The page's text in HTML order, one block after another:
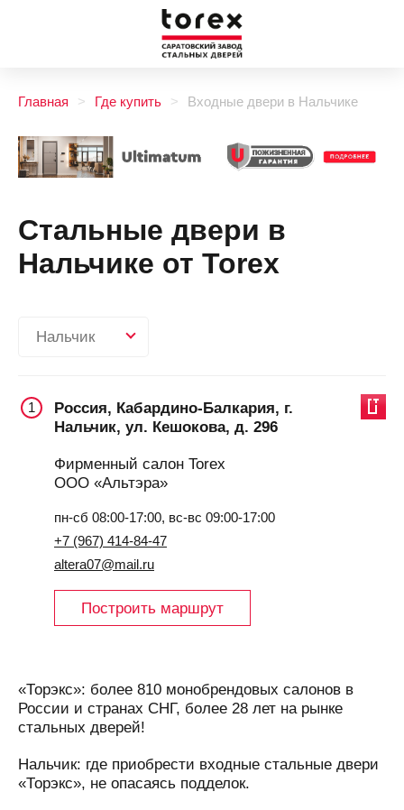
Главная Где купить Входные двери в Нальчике
Стальные двери в
Нальчике от Torex
Нальчик
1
Россия, Кабардино-Балкария, г.
Нальчик, ул. Кешокова, д. 296
Фирменный салон Torex
ООО «Альтэра»
пн-сб 08:00-17:00, вс-вс 09:00-17:00
+7 (967) 414-84-47
altera07@mail.ru
Построить маршрут
«Торэкс»: более 810 монобрендовых салонов в
России и странах СНГ, более 28 лет на рынке
стальных дверей!
Нальчик: где приобрести входные стальные двери
«Торэкс», не опасаясь подделок.